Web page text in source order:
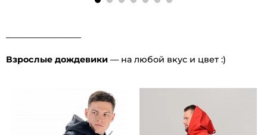
Взрослые дождевики — на любой вкус и цвет :)